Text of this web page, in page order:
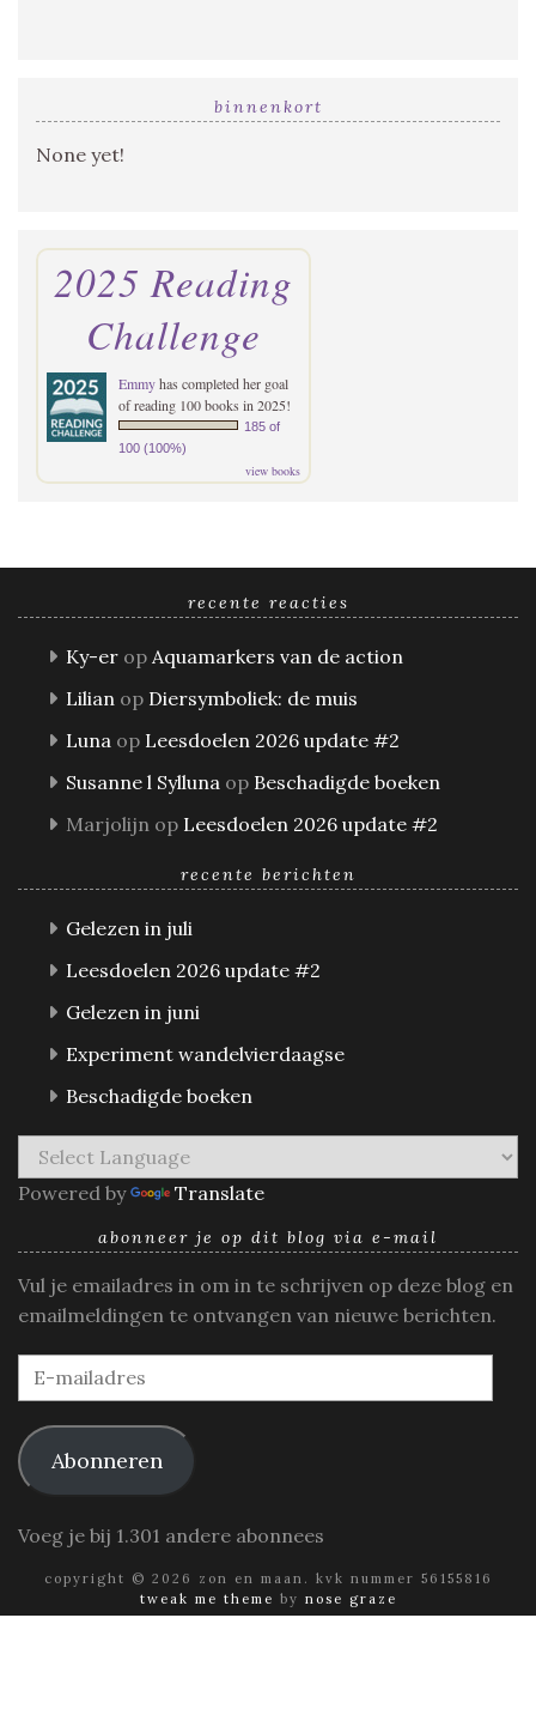
binnenkort
None yet!
2025 Reading
Challenge
Emmyhas completed her goal
of reading 100 books in 2025!
185 of
100 (100%)
view books
recente reacties
Ky-er op Aquamarkers van de action
Lilian op Diersymboliek: de muis
Luna op Leesdoelen 2026 update #2
Susanne l Sylluna op Beschadigde boeken
Marjolijn op Leesdoelen 2026 update #2
recente berichten
Gelezen in juli
Leesdoelen 2026 update #2
Gelezen in juni
Experiment wandelvierdaagse
Beschadigde boeken
Powered by Translate
abonneer je op dit blog via e-mail
Vul je emailadres in om in te schrijven op deze blog en
emailmeldingen te ontvangen van nieuwe berichten.
E-
mailadres
Abonneren
Voeg je bij 1.301 andere abonnees
copyright © 2026 zon en maan. kvk nummer 56155816
tweak me theme by nose graze